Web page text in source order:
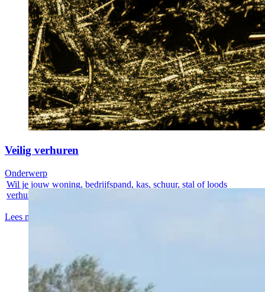
Veilig verhuren
Wil je jouw woning, bedrijfspand, kas, schuur, stal of loods
verhuren? Wees...
Lees meer
Onderwerp